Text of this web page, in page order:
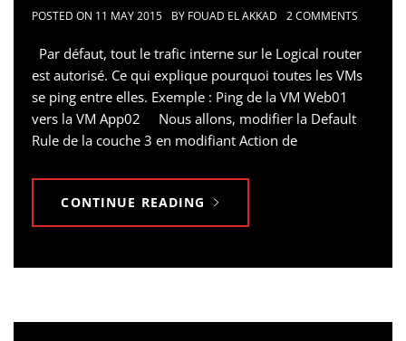
POSTED ON 11 MAY 2015 BY FOUAD EL AKKAD 2 COMMENTS
Par défaut, tout le trafic interne sur le Logical router
est autorisé. Ce qui explique pourquoi toutes les VMs
se ping entre elles. Exemple : Ping de la VM Web01
vers la VM App02 Nous allons, modifier la Default
Rule de la couche 3 en modifiant Action de
CONTINUE READING